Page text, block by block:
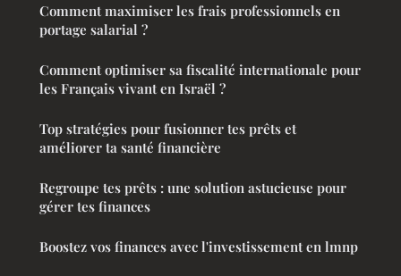
Comment maximiser les frais professionnels en
portage salarial ?
Comment optimiser sa fiscalité internationale pour
les Français vivant en Israël ?
Top stratégies pour fusionner tes prêts et
améliorer ta santé financière
Regroupe tes prêts : une solution astucieuse pour
gérer tes finances
Boostez vos finances avec l'investissement en lmnp